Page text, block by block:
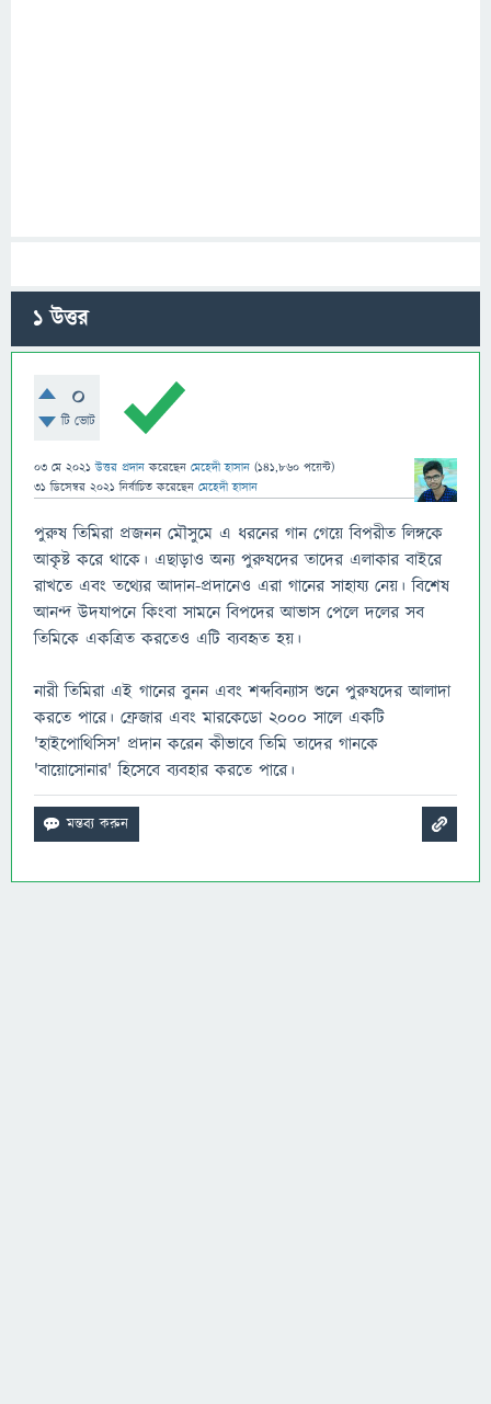
1উত্তর
0
টি ভোট
03 মে 2021 উত্তর প্রদান করেছেন মেহেদী হাসান (141,860 পয়েন্ট)
31 ডিসেম্বর 2021 নির্বাচিত করেছেন মেহেদী হাসান
পুরুষ তিমিরা প্রজনন মৌসুমে এ ধরনের গান গেয়ে বিপরীত লিঙ্গকে
আকৃষ্ট করে থাকে। এছাড়াও অন্য পুরুষদের তাদের এলাকার বাইরে
রাখতে এবং তথ্যের আদান-প্রদানেও এরা গানের সাহায্য নেয়। বিশেষ
আনন্দ উদযাপনে কিংবা সামনে বিপদের আভাস পেলে দলের সব
তিমিকে একত্রিত করতেও এটি ব্যবহৃত হয়।
নারী তিমিরা এই গানের বুনন এবং শব্দবিন্যাস শুনে পুরুষদের আলাদা
করতে পারে। ফ্রেজার এবং মারকেডো ২০০০ সালে একটি
'হাইপোথিসিস' প্রদান করেন কীভাবে তিমি তাদের গানকে
'বায়োসোনার' হিসেবে ব্যবহার করতে পারে।